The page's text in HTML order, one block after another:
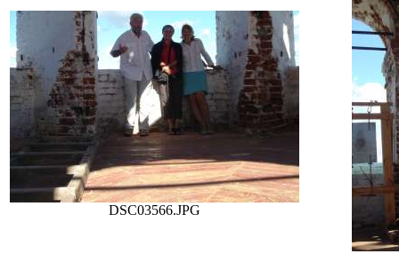
DSC03566.JPG